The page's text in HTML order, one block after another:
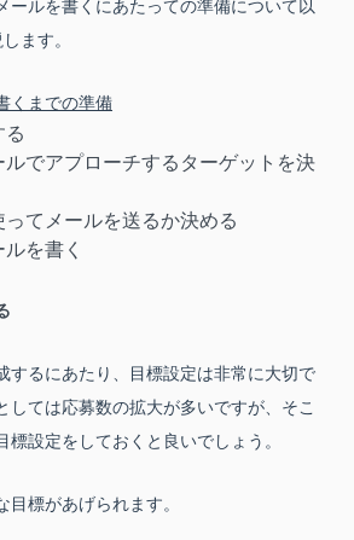
ールを書くにあたっての準備について以
ます。
くまでの準備
でアプローチするターゲットを決
てメールを送るか決める
を書く
するにあたり、目標設定は非常に大切で
しては応募数の拡大が多いですが、そこ
設定をしておくと良いでしょう。
標があげられます。